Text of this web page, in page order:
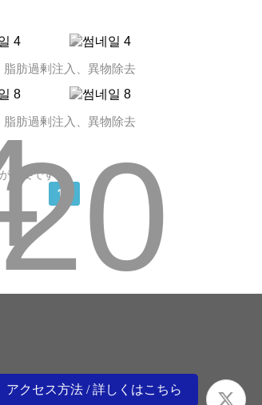
脂肪過剰注入、異物除去
脂肪過剰注入、異物除去
必要です。
15
アクセス方法 / 詳しくはこちら